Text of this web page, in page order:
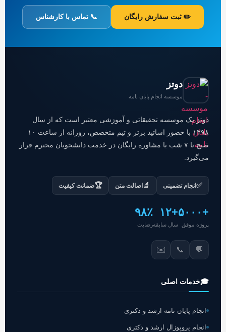
✏️ ثبت سفارش رایگان 📞 تماس با کارشناس
دوتز
موسسه انجام پایان نامه
دوتز یک موسسه تحقیقاتی و آموزشی معتبر است که از سال
۱۳۹۸ با حضور اساتید برتر و تیم متخصص، روزانه از ساعت ۱۰
صبح تا ۷ شب با مشاوره رایگان در خدمت دانشجویان محترم قرار
می‌گیرد.
✅انجام تضمینی 🔬اصالت متن 🏆ضمانت کیفیت
+۵۰۰۰
پروژه موفق
+۱۲
سال سابقه
۹۸٪
رضایت
💬
📞
✉️
🎓خدمات اصلی
انجام پایان نامه ارشد و دکتری
انجام پروپوزال ارشد و دکتری